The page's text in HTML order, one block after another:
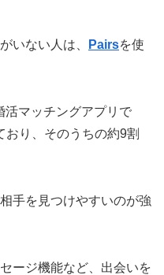
いない人は、 Pairsを使
活マッチングアプリで
り、そのうちの約9割
手を見つけやすいのが強
ージ機能など、出会いを